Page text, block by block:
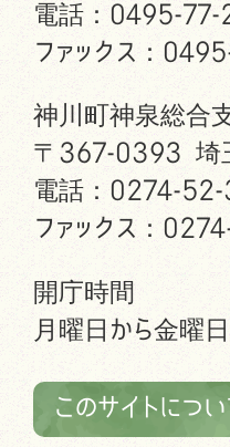
電話：0495-77-
ファックス：
神川町神泉総合
〒367-0393 埼
電話：0274-52-
ファックス：
開庁時間
月曜日から金曜
このサイトについ